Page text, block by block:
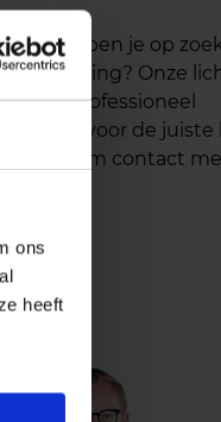
ons
heeft
nodig of ben je op
oplossing? Onze
met professioneel
zorgen voor de juiste
niet om contact
000